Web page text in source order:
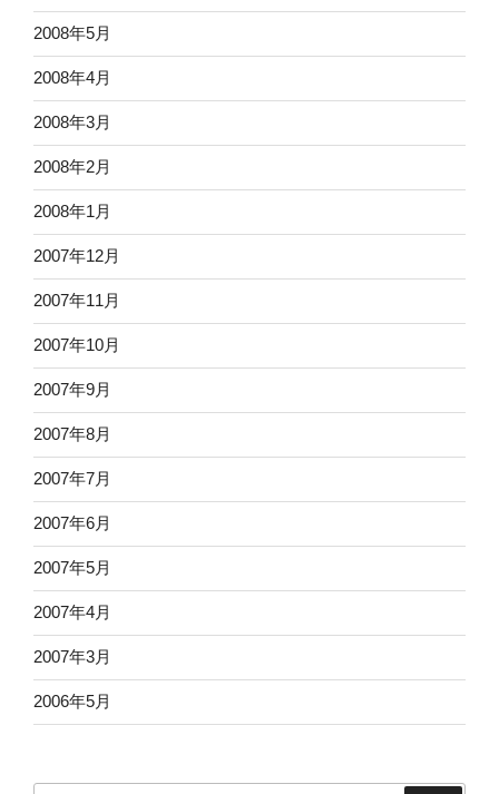
2008年5月
2008年4月
2008年3月
2008年2月
2008年1月
2007年12月
2007年11月
2007年10月
2007年9月
2007年8月
2007年7月
2007年6月
2007年5月
2007年4月
2007年3月
2006年5月